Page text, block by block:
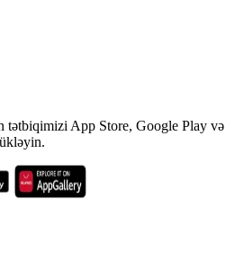
tətbiqimizi App Store, Google Play və